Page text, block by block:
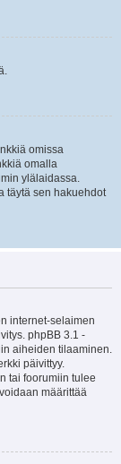
omissa
omalla
ylälaidassa.
täytä sen hakuehdot
internet-selaimen
phpBB 3.1 -
aiheiden tilaaminen.
päivittyy.
tai foorumiin tulee
määrittää